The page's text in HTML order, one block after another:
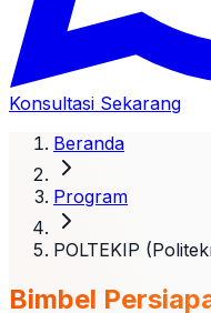
Konsultasi Sekarang
Beranda
Program
POLTEKIP
Bimbel